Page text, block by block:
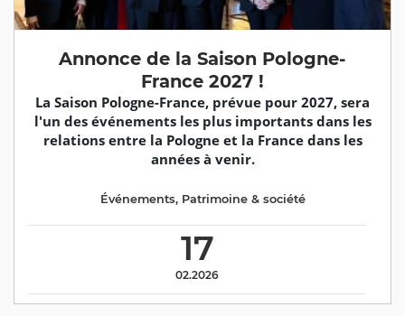
Annonce de la Saison Pologne-
France 2027 !
La Saison Pologne-France, prévue pour 2027, sera
l'un des événements les plus importants dans les
relations entre la Pologne et la France dans les
années à venir.
17
02.2026
Événements, Patrimoine & société